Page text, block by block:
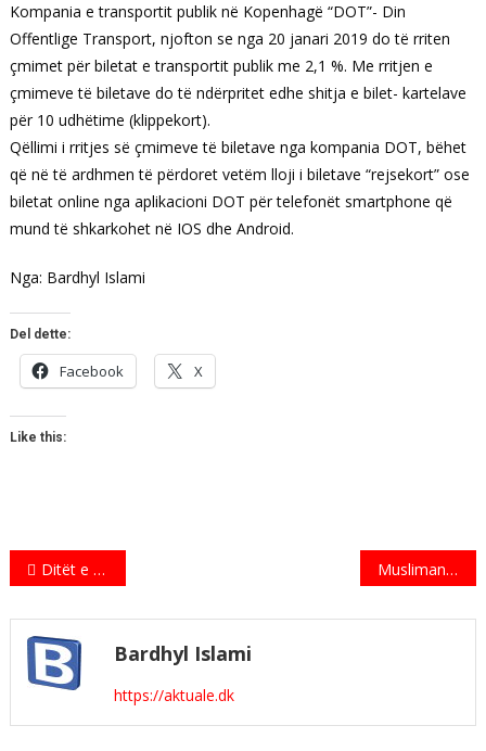
Kompania e transportit publik në Kopenhagë “DOT”- Din
Offentlige Transport, njofton se nga 20 janari 2019 do të rriten
çmimet për biletat e transportit publik me 2,1 %. Me rritjen e
çmimeve të biletave do të ndërpritet edhe shitja e bilet- kartelave
për 10 udhëtime (klippekort).
Qëllimi i rritjes së çmimeve të biletave nga kompania DOT, bëhet
që në të ardhmen të përdoret vetëm lloji i biletave “rejsekort” ose
biletat online nga aplikacioni DOT për telefonët smartphone që
mund të shkarkohet në IOS dhe Android.
Nga: Bardhyl Islami
Del dette:
Facebook X
Like this:
Indlægsnavigation
Ditët e Kulturës Shqiptare në Danimarkë – 2018 Muslimanët, me 1 janar pastruan falas qendrën e Kopenhagës
Bardhyl Islami
https://aktuale.dk